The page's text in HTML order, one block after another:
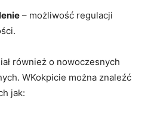
– możliwość regulacji
również o nowoczesnych
WKokpicie można znaleźć
jak: